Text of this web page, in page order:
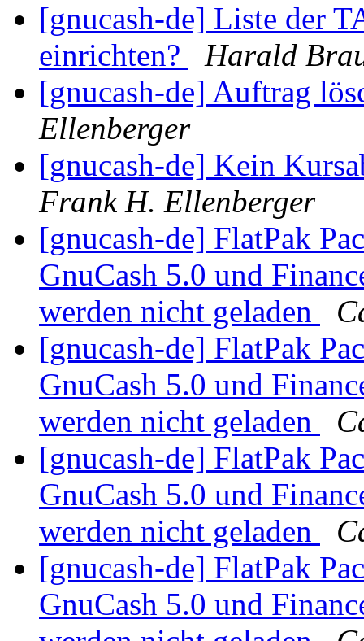
[gnucash-de] Liste der
einrichten?
Harald
[gnucash-de] Auftrag
Ellenberger
[gnucash-de] Kein
Frank H. Ellenberger
[gnucash-de] FlatPak
GnuCash 5.0 und
werden nicht geladen
[gnucash-de] FlatPak
GnuCash 5.0 und
werden nicht geladen
[gnucash-de] FlatPak
GnuCash 5.0 und
werden nicht geladen
[gnucash-de] FlatPak
GnuCash 5.0 und